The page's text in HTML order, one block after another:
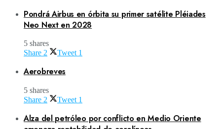
Pondrá Airbus en órbita su primer satélite Pléiades
Neo Next en 2028
5 shares
Share 2 Tweet 1
Aerobreves
5 shares
Share 2 Tweet 1
Alza del petróleo por conflicto en Medio Oriente